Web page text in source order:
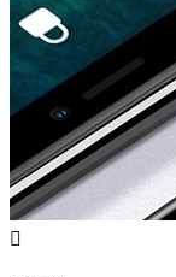
